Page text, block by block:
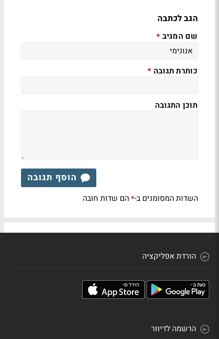
הגב לכתבה
שם המגיב *
כותרת תגובה *
תוכן התגובה
הוסף תגובה
השדות המסומנים ב-*הם שדות חובה
הורדת אפליקציה
הרשמה לדיוור